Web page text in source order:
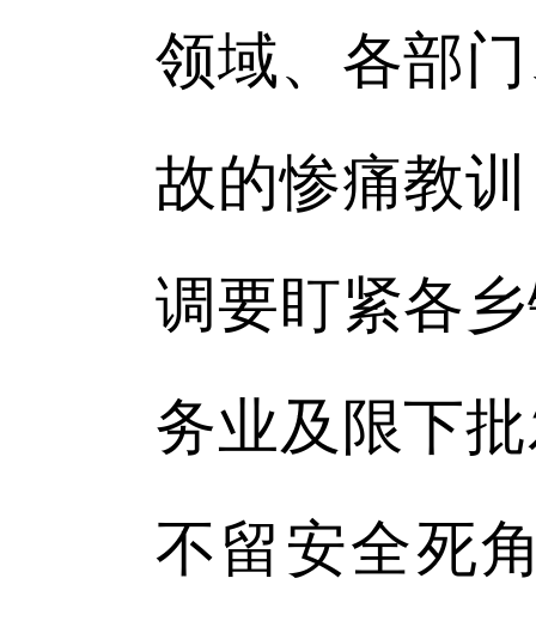
领域、各部
故的惨痛教
调要盯紧各
务业及限下
不留安全死